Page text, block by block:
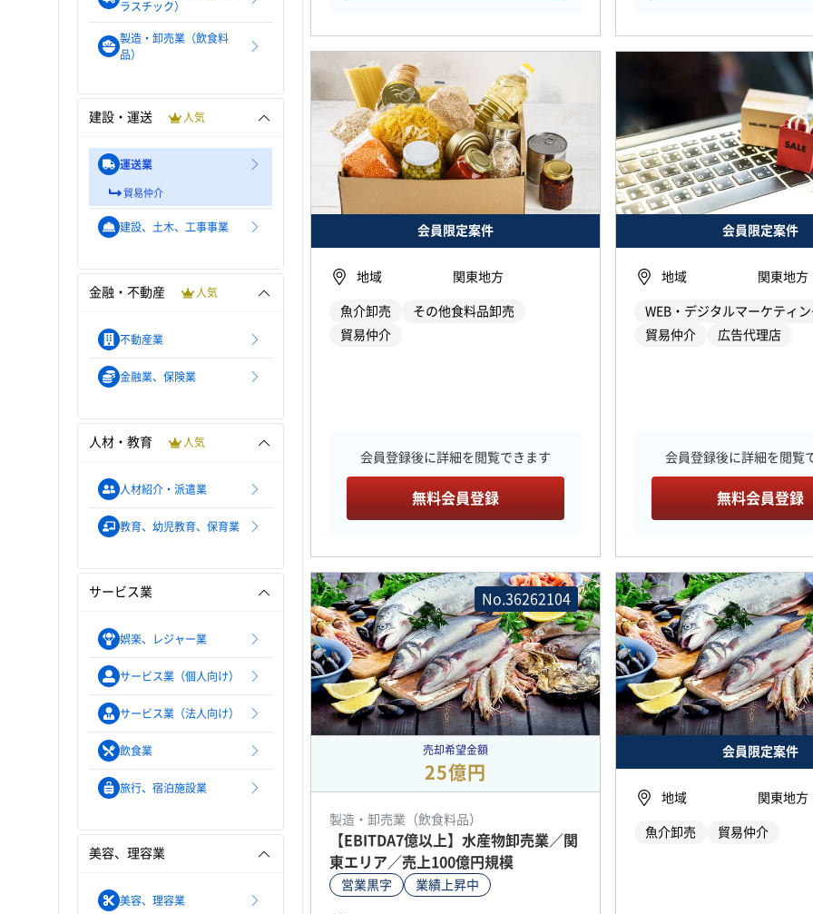
ラスチック）
製造・卸売業（飲食料
品）
建設・運送 人気
運送業
貿易仲介
建設、土木、工事事業
金融・不動産 人気
不動産業
金融業、保険業
人材・教育 人気
人材紹介・派遣業
教育、幼児教育、保育業
サービス業
娯楽、レジャー業
サービス業（個人向け）
サービス業（法人向け）
飲食業
旅行、宿泊施設業
美容、理容業
美容、理容業
会員限定案件
地域 関東地方
魚介卸売
その他食料品卸売
貿易仲介
会員登録後に詳細を閲覧できます
無料会員登録
会員限定案件
地域 関東地方
WEB・デジタルマーケティ
貿易仲介
広告代理店
会員登録後に詳細を閲覧
無料会員登録
No.36262104
売却希望金額
25億円
製造・卸売業（飲食料品）
【EBITDA7億以上】水産物卸売業／関
東エリア／売上100億円規模
営業黒字 業績上昇中
会員限定案件
地域 関東地方
魚介卸売 貿易仲介